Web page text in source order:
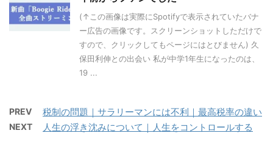
(↑この画像は実際にSpotifyで表示されていたバナ
ー広告の画像です。スクリーンショットしただけで
すので、クリックしてもページにはとびません) 久
保田利伸との出会い 私が中学1年生になったのは、
19 ...
PREV 税制の問題｜サラリーマンには不利｜最高税率の違い
NEXT 人生の浮き沈みについて｜人生をコントロールする